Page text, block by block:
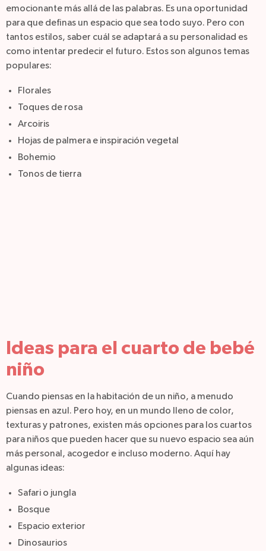
emocionante más allá de las palabras. Es una oportunidad
para que definas un espacio que sea todo suyo. Pero con
tantos estilos, saber cuál se adaptará a su personalidad es
como intentar predecir el futuro. Estos son algunos temas
populares:
Florales
Toques de rosa
Arcoiris
Hojas de palmera e inspiración vegetal
Bohemio
Tonos de tierra
Ideas para el cuarto de bebé
niño
Cuando piensas en la habitación de un niño, a menudo
piensas en azul. Pero hoy, en un mundo lleno de color,
texturas y patrones, existen más opciones para los cuartos
para niños que pueden hacer que su nuevo espacio sea aún
más personal, acogedor e incluso moderno. Aquí hay
algunas ideas:
Safari o jungla
Bosque
Espacio exterior
Dinosaurios